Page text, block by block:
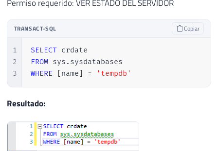
Permiso requerido: VER ESTADO DEL SERVIDOR
TRANSACT-SQL Copiar
1
2
3
SELECT
FROM sys .
WHERE
name = 'tempdb'
Resultado: